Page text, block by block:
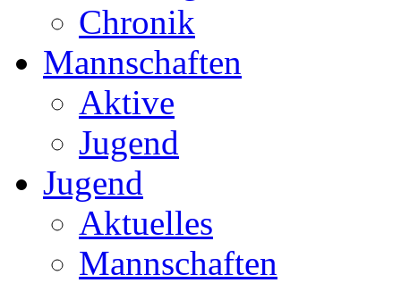
Chronik
Mannschaften
Aktive
Jugend
Jugend
Aktuelles
Mannschaften